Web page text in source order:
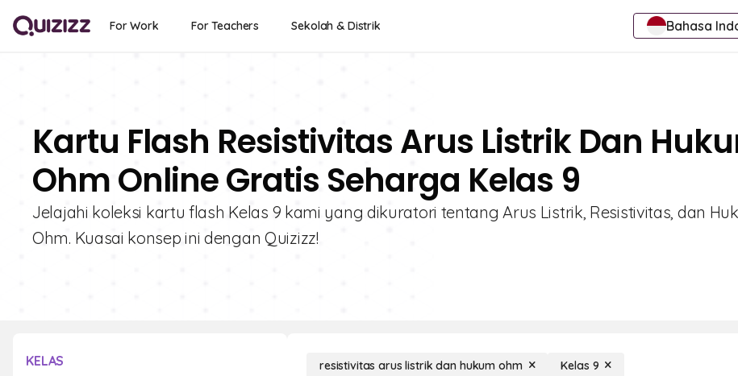
For Work For Teachers Sekolah & Distrik Bahasa
Kartu Flash Resistivitas Arus Listrik Dan
Ohm Online Gratis Seharga Kelas 9
Jelajahi koleksi kartu flash Kelas 9 kami yang dikuratori tentang Arus Listrik, Resistivitas, dan
Ohm. Kuasai konsep ini dengan Quizizz!
KELAS resistivitas arus listrik dan hukum ohm Kelas 9